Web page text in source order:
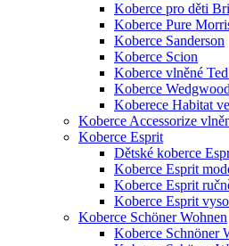
Koberce pro děti
Koberce Pure
Koberce Sanderson
Koberce Scion
Koberce vlněné
Koberce Wedgwood
Koberece Habitat
Koberce Accessorize
Koberce Esprit
Dětské koberce
Koberce Esprit
Koberce Esprit
Koberce Esprit
Koberce Schöner Wohnen
Koberce Schnöner